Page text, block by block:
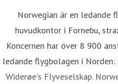
Norwegian är en ledande
huvudkontor i Fornebu,
Koncernen har över 8 900
ledande flygbolagen i
Widerøe's Flyveselskap.